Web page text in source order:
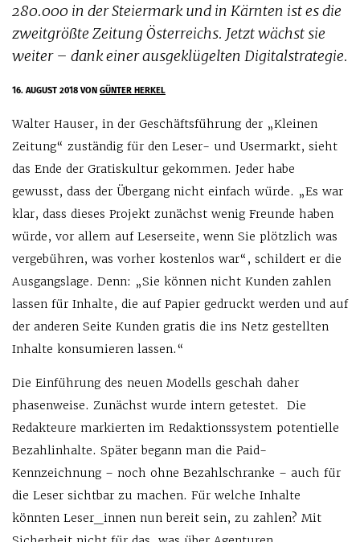
280.000 in der Steiermark und in Kärnten ist es die
zweitgrößte Zeitung Österreichs. Jetzt wächst sie
weiter – dank einer ausgeklügelten Digitalstrategie.
16. AUGUST 2018VONGÜNTER HERKEL
Walter Hauser, in der Geschäftsführung der „Kleinen
Zeitung“ zuständig für den Leser- und Usermarkt, sieht
das Ende der Gratiskultur gekommen. Jeder habe
gewusst, dass der Übergang nicht einfach würde. „Es war
klar, dass dieses Projekt zunächst wenig Freunde haben
würde, vor allem auf Leserseite, wenn Sie plötzlich was
vergebühren, was vorher kostenlos war“, schildert er die
Ausgangslage. Denn: „Sie können nicht Kunden zahlen
lassen für Inhalte, die auf Papier gedruckt werden und auf
der anderen Seite Kunden gratis die ins Netz gestellten
Inhalte konsumieren lassen.“
Die Einführung des neuen Modells geschah daher
phasenweise. Zunächst wurde intern getestet. Die
Redakteure markierten im Redaktionssystem potentielle
Bezahlinhalte. Später begann man die Paid-
Kennzeichnung – noch ohne Bezahlschranke – auch für
die Leser sichtbar zu machen. Für welche Inhalte
könnten Leser_innen nun bereit sein, zu zahlen? Mit